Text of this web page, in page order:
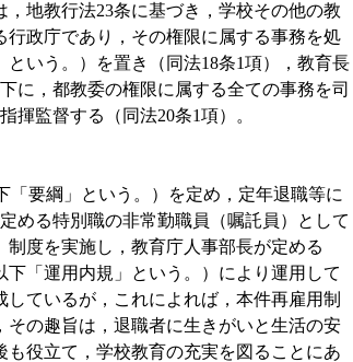
地教行法23条に基づき，学校その他の教
政庁であり，その権限に属する事務を処
いう。）を置き（同法18条1項），教育長
に，都教委の権限に属する全ての事務を司
揮監督する（同法20条1項）。
要綱」という。）を定め，定年退職等に
める特別職の非常勤職員（嘱託員）として
度を実施し，教育庁人事部長が定める
下「運用内規」という。）により運用して
ているが，これによれば，本件再雇用制
の趣旨は，退職者に生きがいと生活の安
役立て，学校教育の充実を図ることにあ